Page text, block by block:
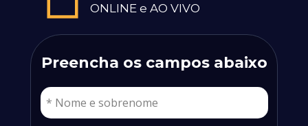
Preencha os campos abaixo
ONLINE e AO VIVO